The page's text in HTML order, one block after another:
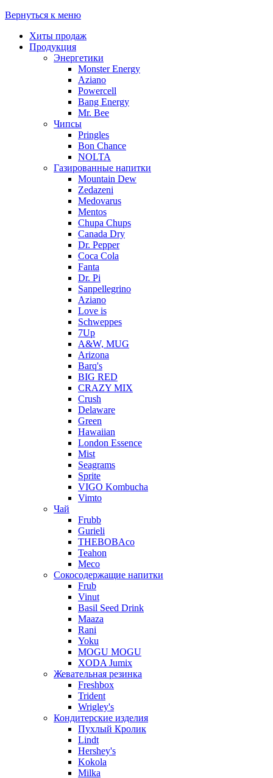
Вернуться к меню
Хиты продаж
Продукция
Энергетики
Monster Energy
Aziano
Powercell
Bang Energy
Mr. Bee
Чипсы
Pringles
Bon Chance
NOLTA
Газированные напитки
Mountain Dew
Zedazeni
Medovarus
Mentos
Chupa Chups
Canada Dry
Dr. Pepper
Coca Cola
Fanta
Dr. Pi
Sanpellegrino
Aziano
Love is
Schweppes
7Up
A&W, MUG
Arizona
Barq's
BIG RED
CRAZY MIX
Crush
Delaware
Green
Hawaiian
London Essence
Mist
Seagrams
Sprite
VIGO Kombucha
Vimto
Чай
Frubb
Gurieli
THEBOBAco
Teahon
Meco
Сокосодержащие напитки
Frub
Vinut
Basil Seed Drink
Maaza
Rani
Yoku
MOGU MOGU
XODA Jumix
Жевательная резинка
Freshbox
Trident
Wrigley's
Кондитерские изделия
Пухлый Кролик
Lindt
Hershey's
Kokola
Milka